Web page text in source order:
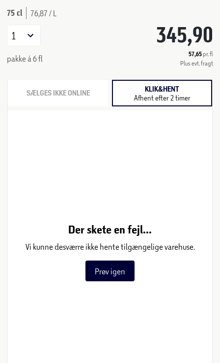
75 cl 76,87 / L
345,90
57,65 pr. fl
Plus evt. fragt
1
pakke á 6 fl
SÆLGES IKKE ONLINE KLIK&HENT
Afhent efter 2 timer
Der skete en fejl...
Vi kunne desværre ikke hente tilgængelige varehuse.
Prøv igen